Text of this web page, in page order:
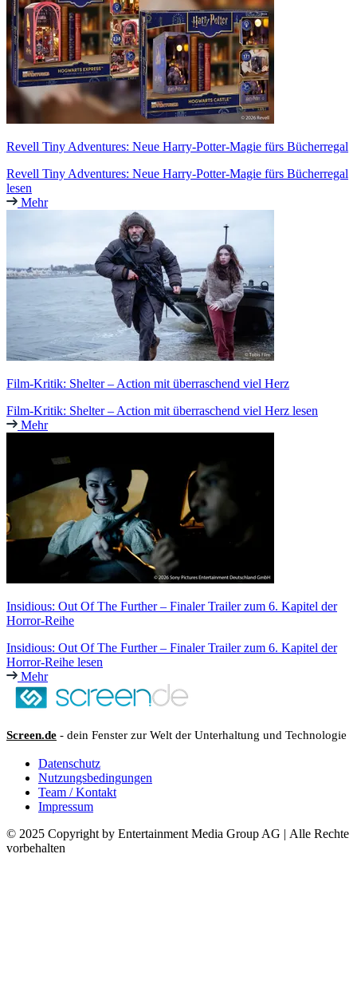
Revell Tiny Adventures: Neue Harry-Potter-Magie fürs Bücherregal
Revell Tiny Adventures: Neue Harry-Potter-Magie fürs Bücherregal
lesen
Mehr
Film-Kritik: Shelter – Action mit überraschend viel Herz
Film-Kritik: Shelter – Action mit überraschend viel Herz lesen
Mehr
Insidious: Out Of The Further – Finaler Trailer zum 6. Kapitel der
Horror-Reihe
Insidious: Out Of The Further – Finaler Trailer zum 6. Kapitel der
Horror-Reihe lesen
Mehr
Screen.de - dein Fenster zur Welt der Unterhaltung und Technologie
Datenschutz
Nutzungsbedingungen
Team / Kontakt
Impressum
© 2025 Copyright by Entertainment Media Group AG | Alle Rechte
vorbehalten